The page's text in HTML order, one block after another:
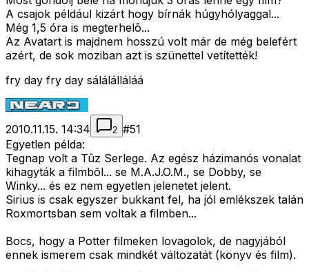
A csajok például kizárt hogy bírnák húgyhólyaggal...
Még 1,5 óra is megterhelõ...
Az Avatart is majdnem hosszú volt már de még belefért
azért, de sok moziban azt is szünettel vetítették!
fry day fry day sálálálláláá
2010.11.15. 14:34 2 #51
Egyetlen példa:
Tegnap volt a Tûz Serlege. Az egész házimanós vonalat
kihagyták a filmbõl... se M.A.J.O.M., se Dobby, se
Winky... és ez nem egyetlen jelenetet jelent.
Sirius is csak egyszer bukkant fel, ha jól emlékszek talán
Roxmortsban sem voltak a filmben...
Bocs, hogy a Potter filmeken lovagolok, de nagyjából
ennek ismerem csak mindkét változatát (könyv és film).